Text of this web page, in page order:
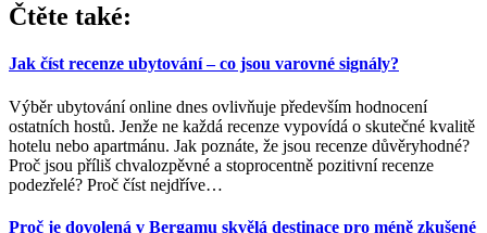
Čtěte také:
Jak číst recenze ubytování – co jsou varovné signály?
Výběr ubytování online dnes ovlivňuje především hodnocení
ostatních hostů. Jenže ne každá recenze vypovídá o skutečné kvalitě
hotelu nebo apartmánu. Jak poznáte, že jsou recenze důvěryhodné?
Proč jsou příliš chvalozpěvné a stoprocentně pozitivní recenze
podezřelé? Proč číst nejdříve…
Proč je dovolená v Bergamu skvělá destinace pro méně zkušené